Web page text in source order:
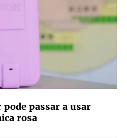
passar a usar
rosa